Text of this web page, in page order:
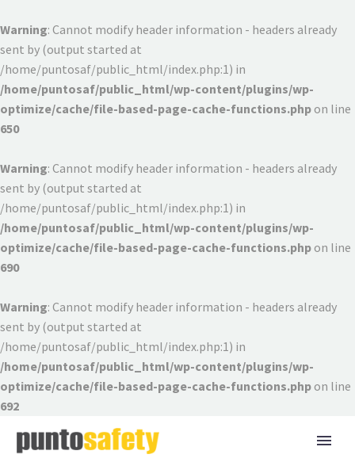
Warning: Cannot modify header information - headers already
sent by (output started at
/home/puntosaf/public_html/index.php:1) in
/home/puntosaf/public_html/wp-content/plugins/wp-
optimize/cache/file-based-page-cache-functions.php on line
650
Warning: Cannot modify header information - headers already
sent by (output started at
/home/puntosaf/public_html/index.php:1) in
/home/puntosaf/public_html/wp-content/plugins/wp-
optimize/cache/file-based-page-cache-functions.php on line
690
Warning: Cannot modify header information - headers already
sent by (output started at
/home/puntosaf/public_html/index.php:1) in
/home/puntosaf/public_html/wp-content/plugins/wp-
optimize/cache/file-based-page-cache-functions.php on line
692